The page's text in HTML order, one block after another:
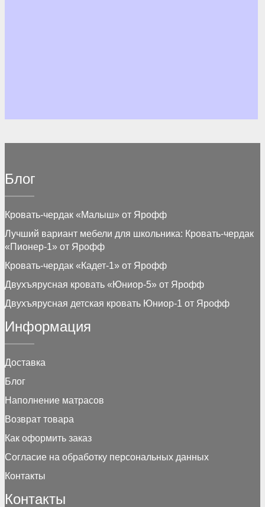
Блог
Кровать-чердак «Малыш» от Ярофф
Лучший вариант мебели для школьника: Кровать-чердак
«Пионер-1» от Ярофф
Кровать-чердак «Кадет-1» от Ярофф
Двухъярусная кровать «Юниор-5» от Ярофф
Двухъярусная детская кровать Юниор-1 от Ярофф
Информация
Доставка
Блог
Наполнение матрасов
Возврат товара
Как оформить заказ
Согласие на обработку персональных данных
Контакты
Контакты